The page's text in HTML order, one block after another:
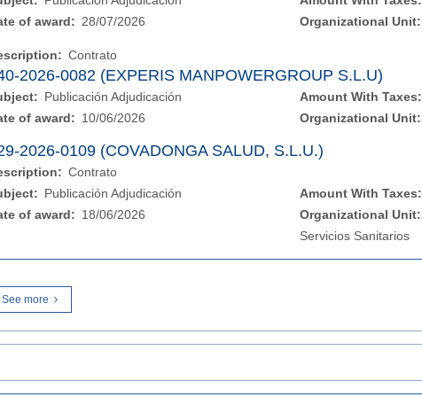
of award: 28/07/2026 Organizational Unit:
2026-0082 (EXPERIS MANPOWERGROUP S.L.U)
Contrato
Publicación Adjudicación Amount With Taxes:
of award: 10/06/2026 Organizational Unit:
2026-0109 (COVADONGA SALUD, S.L.U.)
Contrato
Publicación Adjudicación Amount With Taxes:
of award: 18/06/2026 Organizational Unit:
Servicios Sanitarios
See more